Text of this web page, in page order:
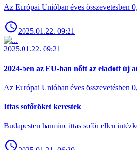
Az Európai Unióban éves összevetésben
2025.01.22. 09:21
2025.01.22. 09:21
2024-ben az EU-ban nőtt az eladott új
Az Európai Unióban éves összevetésben
Ittas sofőröket kerestek
Budapesten harminc ittas sofőr ellen